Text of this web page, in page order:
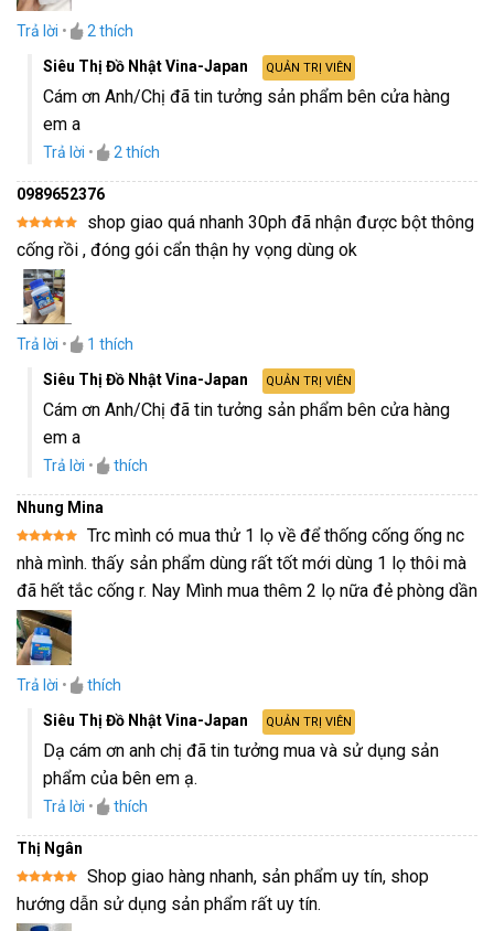
Trả lời • 2thích
Siêu Thị Đồ Nhật Vina-Japan
QUẢN TRỊ VIÊN
Cám ơn Anh/Chị đã tin tưởng sản phẩm bên cửa hàng
em a
Trả lời • 2thích
0989652376
Được xếp
hạng5
5
shop giao quá nhanh 30ph đã nhận được bột thông
cống rồi , đóng gói cẩn thận hy vọng dùng ok
Trả lời • 1 thích
Siêu Thị Đồ Nhật Vina-Japan
QUẢN TRỊ VIÊN
Cám ơn Anh/Chị đã tin tưởng sản phẩm bên cửa hàng
em a
Trả lời • thích
Nhung Mina
Được xếp
hạng 5 5
Trc mình có mua thử 1 lọ về để thống cống ống nc
nhà mình. thấy sản phẩm dùng rất tốt mới dùng 1 lọ thôi mà
đã hết tắc cống r. Nay Mình mua thêm 2 lọ nữa đẻ phòng dần
Trả lời •
thích
Siêu Thị Đồ Nhật Vina-Japan
QUẢN TRỊ VIÊN
Dạ cám ơn anh chị đã tin tưởng mua và sử dụng sản
phẩm của bên em ạ.
Trả lời • thích
Thị Ngân
Được xếp
hạng5 5
Shop giao hàng nhanh, sản phẩm uy tín, shop
hướng dẫn sử dụng sản phẩm rất uy tín.